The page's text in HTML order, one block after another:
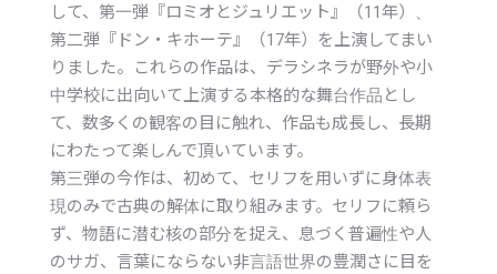
して、第一弾『ロミオとジュリエット』（11年）、
第二弾『ドン・キホーテ』（17年）を上演してまい
りました。これらの作品は、デラシネラが野外や小
中学校に出向いて上演する本格的な舞台作品とし
て、数多くの観客の目に触れ、作品も成長し、長期
にわたって楽しんで頂いています。
第三弾の今作は、初めて、セリフを用いずに身体表
現のみで古典の解体に取り組みます。セリフに頼ら
ず、物語に潜む核の部分を捉え、息づく普遍性や人
のサガ、言葉にならない非言語世界の豊潤さに目を